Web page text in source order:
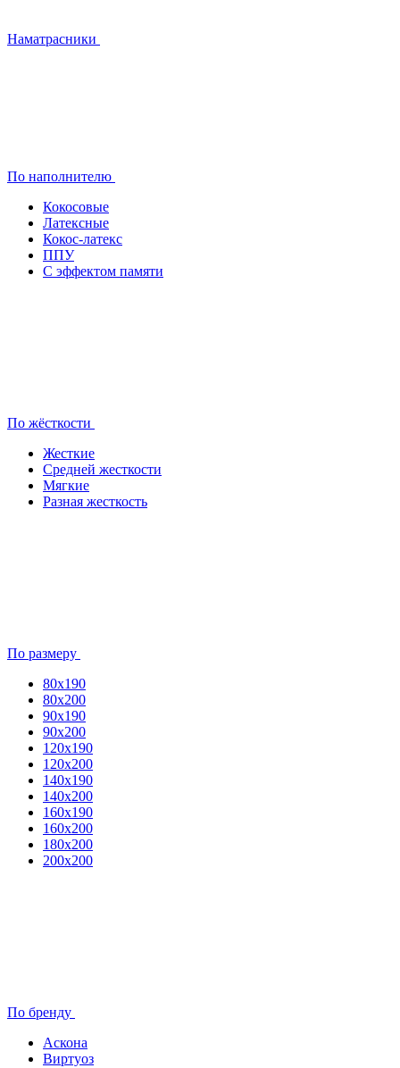
Наматрасники
По наполнителю
Кокосовые
Латексные
Кокос-латекс
ППУ
С эффектом памяти
По жёсткости
Жесткие
Средней жесткости
Мягкие
Разная жесткость
По размеру
80x190
80х200
90х190
90х200
120х190
120х200
140х190
140х200
160х190
160х200
180х200
200х200
По бренду
Аскона
Виртуоз